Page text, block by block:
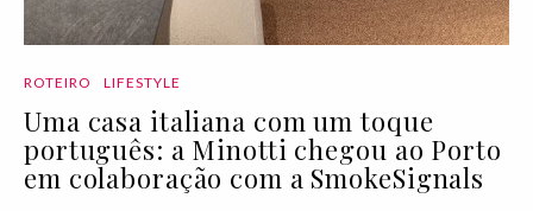
ROTEIRO LIFESTYLE
Uma casa italiana com um toque
português: a Minotti chegou ao Porto
em colaboração com a SmokeSignals